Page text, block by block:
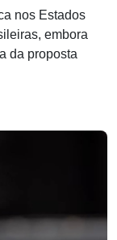
nos Estados
embora
da proposta